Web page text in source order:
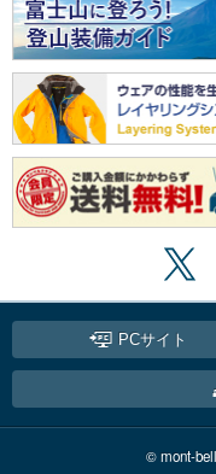
PCサイト
© mont-